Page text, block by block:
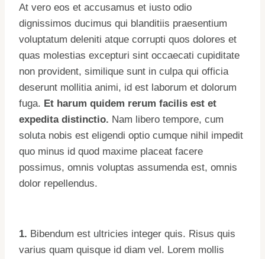
At vero eos et accusamus et iusto odio
dignissimos ducimus qui blanditiis praesentium
voluptatum deleniti atque corrupti quos dolores et
quas molestias excepturi sint occaecati cupiditate
non provident, similique sunt in culpa qui officia
deserunt mollitia animi, id est laborum et dolorum
fuga. Et harum quidem rerum facilis est et
expedita distinctio. Nam libero tempore, cum
soluta nobis est eligendi optio cumque nihil impedit
quo minus id quod maxime placeat facere
possimus, omnis voluptas assumenda est, omnis
dolor repellendus.
1. Bibendum est ultricies integer quis. Risus quis
varius quam quisque id diam vel. Lorem mollis